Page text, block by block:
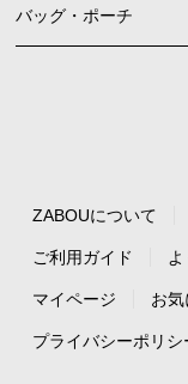
バッグ・ポーチ
ZABOUについて
ご利用ガイド
マイページ お
プライバシーポリシ